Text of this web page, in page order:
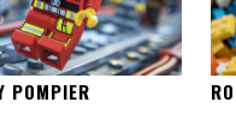
POMPIER